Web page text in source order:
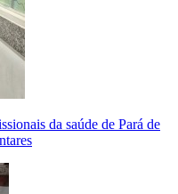
da saúde de Pará de